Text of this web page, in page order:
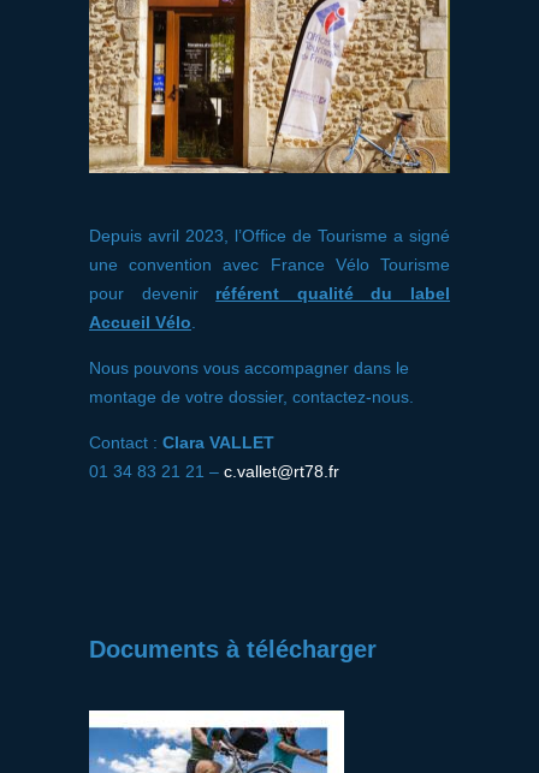
Depuis avril 2023, l’Office de Tourisme a signé
une convention avec France Vélo Tourisme
pour devenir référent qualité du label
Accueil Vélo
Nous pouvons vous accompagner dans le
montage de votre dossier, contactez-nous.
Contact : Clara VALLET
01 34 83 21 21 – c.vallet@rt78.fr
Documents à télécharger